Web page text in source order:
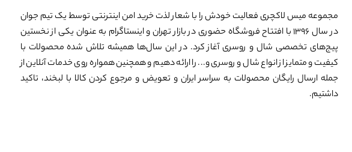
مجموعه میس لاکچری فعالیت خودش را با شعار لذت خرید امن اینترنتی توسط یک تیم جوان
در سال ۱۳۹۶ با افتتاح فروشگاه حضوری در بازار تهران و اینستاگرام به عنوان یکی از نخستین
پیج‌های تخصصی شال و روسری آغاز کرد. در این سال‌ها همیشه تلاش شده محصولات با
کیفیت و متمایز از انواع شال و روسری و... را ارائه دهیم و همچنین همواره روی خدمات آنلاین از
جمله ارسال رایگان محصولات به سراسر ایران و تعویض و مرجوع کردن کالا با لبخند، تاکید
داشتیم.